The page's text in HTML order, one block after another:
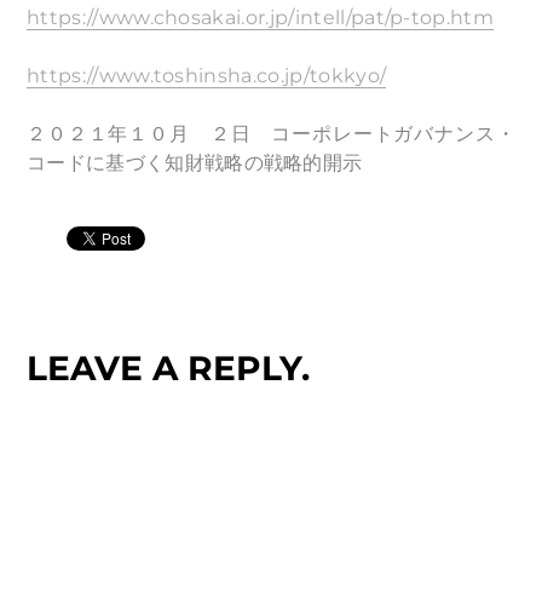
https://www.chosakai.or.jp/intell/pat/p-top.htm
https://www.toshinsha.co.jp/tokkyo/
２０２１年１０月 ２日 コーポレートガバナンス・
コードに基づく知財戦略の戦略的開示
LEAVE A REPLY.